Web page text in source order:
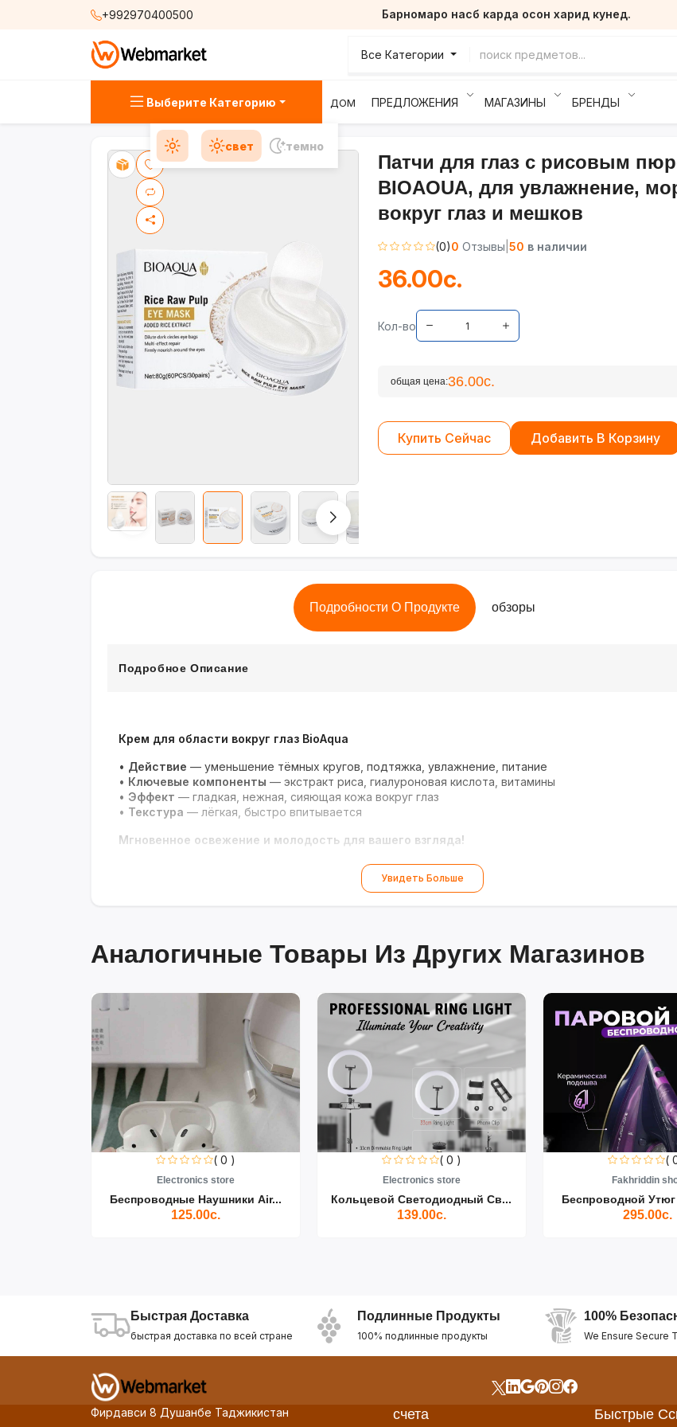
+992970400500 Барномаро насб карда осон харид кунед.
Все Категории
Выберите Категорию ДОМ ПРЕДЛОЖЕНИЯ МАГАЗИНЫ БРЕНДЫ
свет темно
Патчи для глаз с рисовым
BIOAOUA, для увлажнение,
вокруг глаз и мешков
(0)0 Отзывы 50 в наличии
36.00с.
Кол-во
общая цена:36.00с.
Купить Сейчас Добавить В Корзину
Подробности О Продукте обзоры
Подробное Описание
Крем для области вокруг глаз BioAqua
• Действие — уменьшение тёмных кругов, подтяжка, увлажнение, питание
• Ключевые компоненты — экстракт риса, гиалуроновая кислота, витамины
• Эффект — гладкая, нежная, сияющая кожа вокруг глаз
• Текстура — лёгкая, быстро впитывается
Мгновенное освежение и молодость для вашего взгляда!
Увидеть Больше
Аналогичные Товары Из Других Магазинов
( 0 )
Electronics store
Беспроводные Наушники Air...
125.00с.
( 0 )
Electronics store
Кольцевой Светодиодный Св...
139.00с.
(
Fakhriddin
Беспроводной Утюг
295.00с.
Быстрая Доставка
быстрая доставка по всей стране
Подлинные Продукты
100% подлинные продукты
100%
We Ensure Secure
Фирдавси 8 Душанбе Таджикистан
счета Быстрые